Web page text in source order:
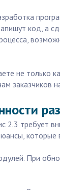
код, а
не только
заказчиков
2.3 требует
При